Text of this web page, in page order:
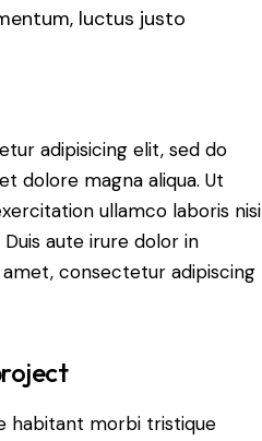
luctus justo
adipisicing elit, sed do
dolore magna aliqua. Ut
ullamco laboris nisi
aute irure dolor in
consectetur adipiscing
habitant morbi tristique